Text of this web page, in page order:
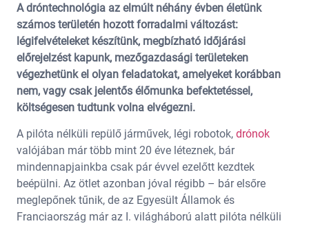
A dróntechnológia az elmúlt néhány évben életünk
számos területén hozott forradalmi változást:
légifelvételeket készítünk, megbízható időjárási
előrejelzést kapunk, mezőgazdasági területeken
végezhetünk el olyan feladatokat, amelyeket korábban
nem, vagy csak jelentős élőmunka befektetéssel,
költségesen tudtunk volna elvégezni.
A pilóta nélküli repülő járművek, légi robotok, drónok
valójában már több mint 20 éve léteznek, bár
mindennapjainkba csak pár évvel ezelőtt kezdtek
beépülni. Az ötlet azonban jóval régibb – bár elsőre
meglepőnek tűnik, de az Egyesült Államok és
Franciaország már az I. világháború alatt pilóta nélküli